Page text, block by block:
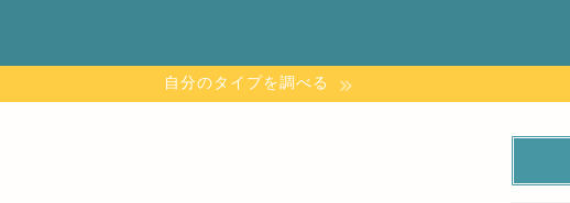
自分のタイプを調べる